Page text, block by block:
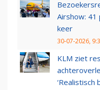
Airshow:
keer
30-07-2026,
KLM ziet
‘Realistisch